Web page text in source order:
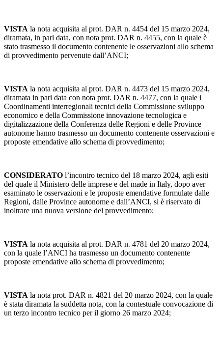
VISTA la nota acquisita al prot. DAR n. 4454 del 15 marzo 2024,
diramata, in pari data, con nota prot. DAR n. 4455, con la quale è
stato trasmesso il documento contenente le osservazioni allo schema
di provvedimento pervenute dall’ANCI;
VISTA la nota acquisita al prot. DAR n. 4473 del 15 marzo 2024,
diramata in pari data con nota prot. DAR n. 4477, con la quale i
Coordinamenti interregionali tecnici della Commissione sviluppo
economico e della Commissione innovazione tecnologica e
digitalizzazione della Conferenza delle Regioni e delle Province
autonome hanno trasmesso un documento contenente osservazioni e
proposte emendative allo schema di provvedimento;
CONSIDERATO l’incontro tecnico del 18 marzo 2024, agli esiti
del quale il Ministero delle imprese e del made in Italy, dopo aver
esaminato le osservazioni e le proposte emendative formulate dalle
Regioni, dalle Province autonome e dall’ANCI, si è riservato di
inoltrare una nuova versione del provvedimento;
VISTA la nota acquisita al prot. DAR n. 4781 del 20 marzo 2024,
con la quale l’ANCI ha trasmesso un documento contenente
proposte emendative allo schema di provvedimento;
VISTA la nota prot. DAR n. 4821 del 20 marzo 2024, con la quale
è stata diramata la suddetta nota, con la contestuale convocazione di
un terzo incontro tecnico per il giorno 26 marzo 2024;